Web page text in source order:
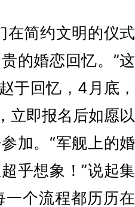
在简约文明的仪式
的婚恋回忆。”这
于回忆，4月底，
立即报名后如愿以
加。“军舰上的婚
乎想象！”说起集
个流程都历历在